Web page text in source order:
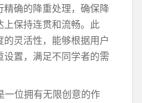
确的降重处理，确保降
保持连贯和流畅。此
灵活性，能够根据用户
置，满足不同学者的需
一位拥有无限创意的作